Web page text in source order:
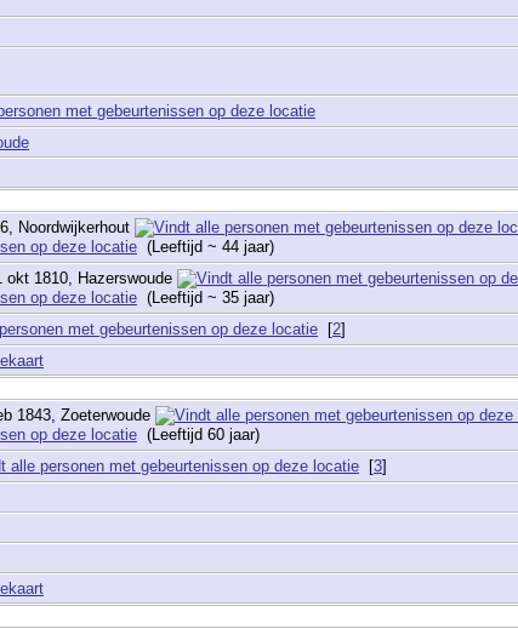
Noordwijkerhout
(Leeftijd ~ 44 jaar)
okt 1810, Hazerswoude
(Leeftijd ~ 35 jaar)
[2]
1843, Zoeterwoude
(Leeftijd 60 jaar)
[3]